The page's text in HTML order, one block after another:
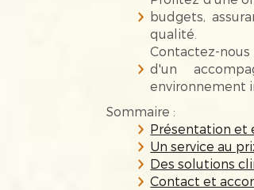
budgets,
qualité.
Contactez-
d'un
environnement
Sommaire :
Présentation et
Un service au
Des solutions
Contact et